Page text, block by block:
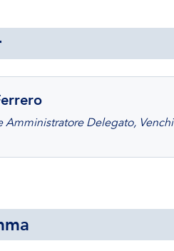
Amministratore Delegato, Venchi